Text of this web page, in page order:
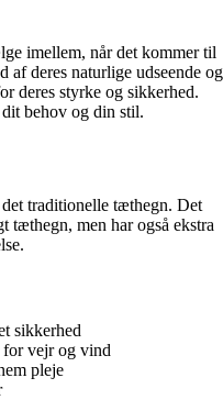
imellem, når det kommer til
deres naturlige udseende og
deres styrke og sikkerhed.
behov og din stil.
traditionelle tæthegn. Det
tæthegn, men har også ekstra
sikkerhed
for vejr og vind
pleje